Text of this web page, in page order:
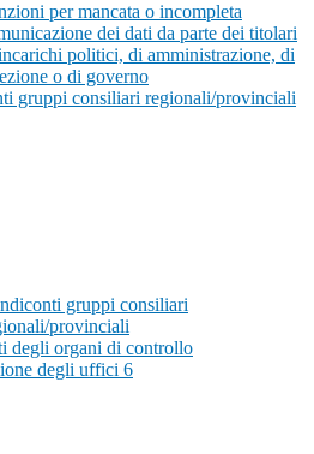
per mancata o incompleta
dei dati da parte dei titolari
politici, di amministrazione, di
o di governo
gruppi consiliari regionali/provinciali
gruppi consiliari
provinciali
degli organi di controllo
degli uffici 6